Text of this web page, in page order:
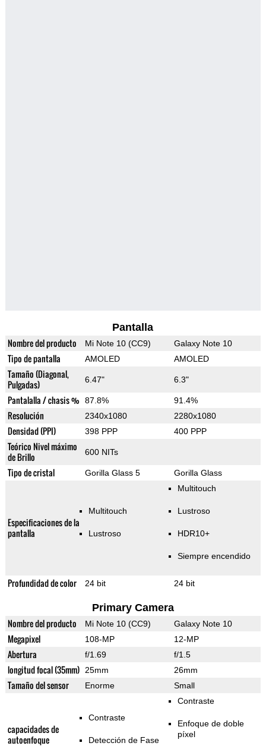
Pantalla
Nombre del producto Mi Note 10 (CC9) Galaxy Note 10
Tipo de pantalla AMOLED AMOLED
Tamaño (Diagonal,
Pulgadas)
6.47" 6.3"
Pantalalla / chasis % 87.8% 91.4%
Resolución 2340x1080 2280x1080
Densidad (PPI) 398 PPP 400 PPP
Teórico Nivel máximo
de Brillo
600 NITs
Tipo de cristal Gorilla Glass 5 Gorilla Glass
Especificaciones de la
pantalla
Multitouch
Lustroso
Multitouch
Lustroso
HDR10+
Siempre encendido
Profundidad de color 24 bit 24 bit
Primary Camera
Nombre del producto Mi Note 10 (CC9) Galaxy Note 10
Megapixel 108-MP 12-MP
Abertura f/1.69 f/1.5
longitud focal (35mm) 25mm 26mm
Tamaño del sensor Enorme Small
capacidades de
autoenfoque
Contraste
Detección de Fase
Contraste
Enfoque de doble
píxel